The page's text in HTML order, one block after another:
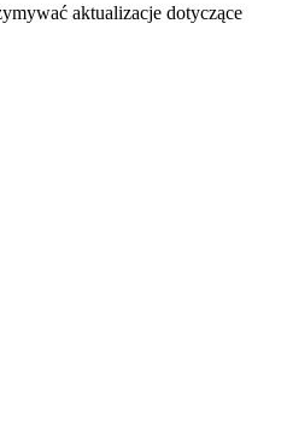
aktualizacje dotyczące